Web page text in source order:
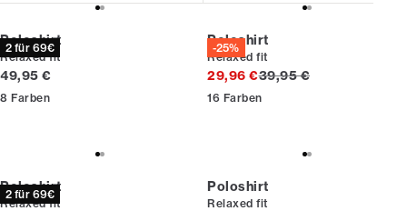
2 für 69€
Poloshirt
Relaxed fit
Preis
49,95 €
8 Farben
-25%
Poloshirt
Relaxed fit
29,96 €Ursprünglicher Preis
39,95 €
16 Farben
2 für 69€
Poloshirt
Relaxed fit
Poloshirt
Relaxed fit